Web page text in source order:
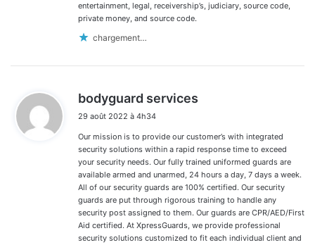
entertainment, legal, receivership’s, judiciary, source code,
private money, and source code.
chargement…
bodyguard services
:
29 août 2022 à 4h34
Our mission is to provide our customer’s with integrated
security solutions within a rapid response time to exceed
your security needs. Our fully trained uniformed guards are
available armed and unarmed, 24 hours a day, 7 days a week.
All of our security guards are 100% certified. Our security
guards are put through rigorous training to handle any
security post assigned to them. Our guards are CPR/AED/First
Aid certified. At XpressGuards, we provide professional
security solutions customized to fit each individual client and